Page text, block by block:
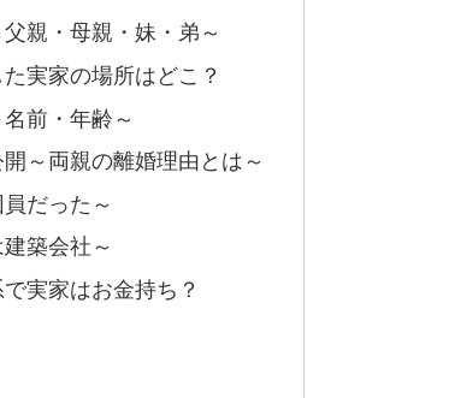
親・母親・妹・弟～
実家の場所はどこ？
前・年齢～
～両親の離婚理由とは～
だった～
築会社～
実家はお金持ち？